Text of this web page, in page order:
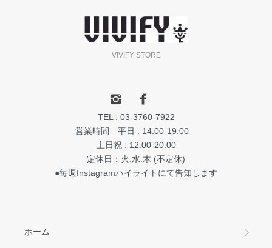
VIVIFY STORE
TEL : 03-3760-7922
営業時間 平日 : 14:00-19:00
土日祝 : 12:00-20:00
定休日：火.水.木 (不定休)
●毎週Instagramハイライトにて告知します
ホーム